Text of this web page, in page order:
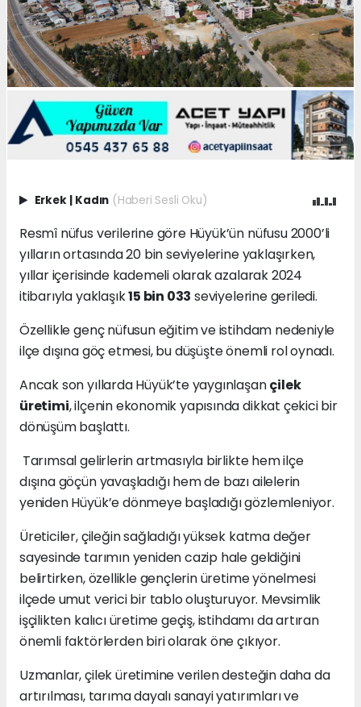
Erkek Kadın (Haberi Sesli Oku)
Resmî nüfus verilerine göre Hüyük’ün nüfusu 2000’li
yılların ortasında 20 bin seviyelerine yaklaşırken,
yıllar içerisinde kademeli olarak azalarak 2024
itibarıyla yaklaşık15 bin 033 seviyelerine geriledi.
Özellikle genç nüfusun eğitim ve istihdam nedeniyle
ilçe dışına göç etmesi, bu düşüşte önemli rol oynadı.
Ancak son yıllarda Hüyük’te yaygınlaşançilek
üretimi, ilçenin ekonomik yapısında dikkat çekici bir
dönüşüm başlattı.
Tarımsal gelirlerin artmasıyla birlikte hem ilçe
dışına göçün yavaşladığı hem de bazı ailelerin
yeniden Hüyük’e dönmeye başladığı gözlemleniyor.
Üreticiler, çileğin sağladığı yüksek katma değer
sayesinde tarımın yeniden cazip hale geldiğini
belirtirken, özellikle gençlerin üretime yönelmesi
ilçede umut verici bir tablo oluşturuyor. Mevsimlik
işçilikten kalıcı üretime geçiş, istihdamı da artıran
önemli faktörlerden biri olarak öne çıkıyor.
Uzmanlar, çilek üretimine verilen desteğin daha da
artırılması, tarıma dayalı sanayi yatırımları ve